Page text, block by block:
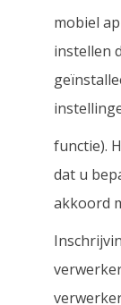
mobiel
instellen
functie).
dat u
akkoord